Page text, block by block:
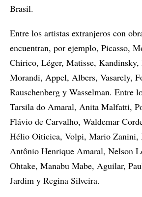
Brasil.
Entre los artistas extranjeros con
encuentran, por ejemplo, Picasso,
Chirico, Léger, Matisse,
Morandi, Appel, Albers, Vasarely,
Rauschenberg y Wasselman. Entre
Tarsila do Amaral, Anita Malfatti,
Flávio de Carvalho, Waldemar
Hélio Oiticica, Volpi, Mario Zanini,
Antônio Henrique Amaral, Nelson
Ohtake, Manabu Mabe, Aguilar,
Jardim y Regina Silveira.